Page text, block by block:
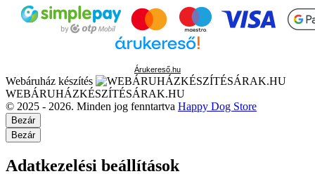
Árukereső.hu
Webáruház készítés
WEBÁRUHÁZKÉSZÍTÉSÁRAK.HU
© 2025 - 2026. Minden jog fenntartva Happy Dog Store
Bezár
Bezár
Adatkezelési beállítások